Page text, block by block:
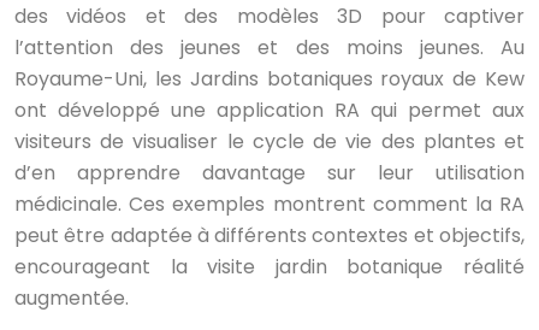
des vidéos et des modèles 3D pour captiver
l’attention des jeunes et des moins jeunes. Au
Royaume-Uni, les Jardins botaniques royaux de Kew
ont développé une application RA qui permet aux
visiteurs de visualiser le cycle de vie des plantes et
d’en apprendre davantage sur leur utilisation
médicinale. Ces exemples montrent comment la RA
peut être adaptée à différents contextes et objectifs,
encourageant la visite jardin botanique réalité
augmentée.